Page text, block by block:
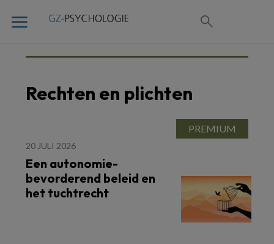
Rechten en plichten
20 JULI 2026
Een autonomie-
bevorderend beleid en
het tuchtrecht